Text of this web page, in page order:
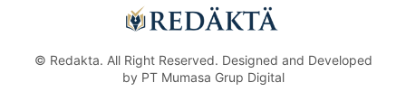
© Redakta. All Right Reserved. Designed and Developed
by PT Mumasa Grup Digital